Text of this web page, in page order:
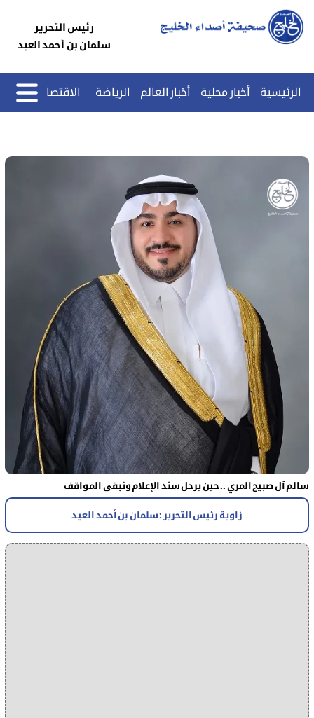
رئيس التحرير
سلمان بن أحمد العيد
الرئيسية أخبار محلية أخبار العالم الرياضة الاقتصاد
سالم آل صبيح المري .. حين يرحل سند الإعلام وتبقى المواقف
زاوية رئيس التحرير : سلمان بن أحمد العيد